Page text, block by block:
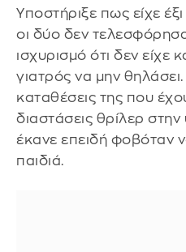
Υποστήριξε πως είχε
οι δύο δεν
ισχυρισμό ότι δεν είχε
γιατρός να μην
καταθέσεις της που
διαστάσεις θρίλερ
έκανε επειδή φοβόταν
παιδιά.